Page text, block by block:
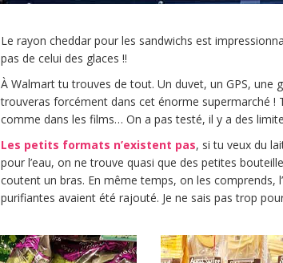
Le rayon cheddar pour les sandwichs est
pas de celui des glaces !!
À Walmart tu trouves de tout. Un duvet, un GPS,
trouveras forcément dans cet énorme supermarché
comme dans les films… On a pas testé, il y a des
Les petits formats n’existent pas, si tu veux du
pour l’eau, on ne trouve quasi que des petites
coutent un bras. En même temps, on les comprends,
purifiantes avaient été rajouté. Je ne sais pas trop